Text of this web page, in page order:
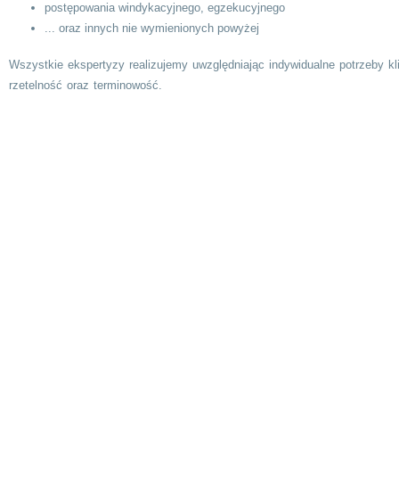
postępowania windykacyjnego, egzekucyjnego
... oraz innych nie wymienionych powyżej
Wszystkie ekspertyzy realizujemy uwzględniając indywidualne potrzeby
rzetelność oraz terminowość.